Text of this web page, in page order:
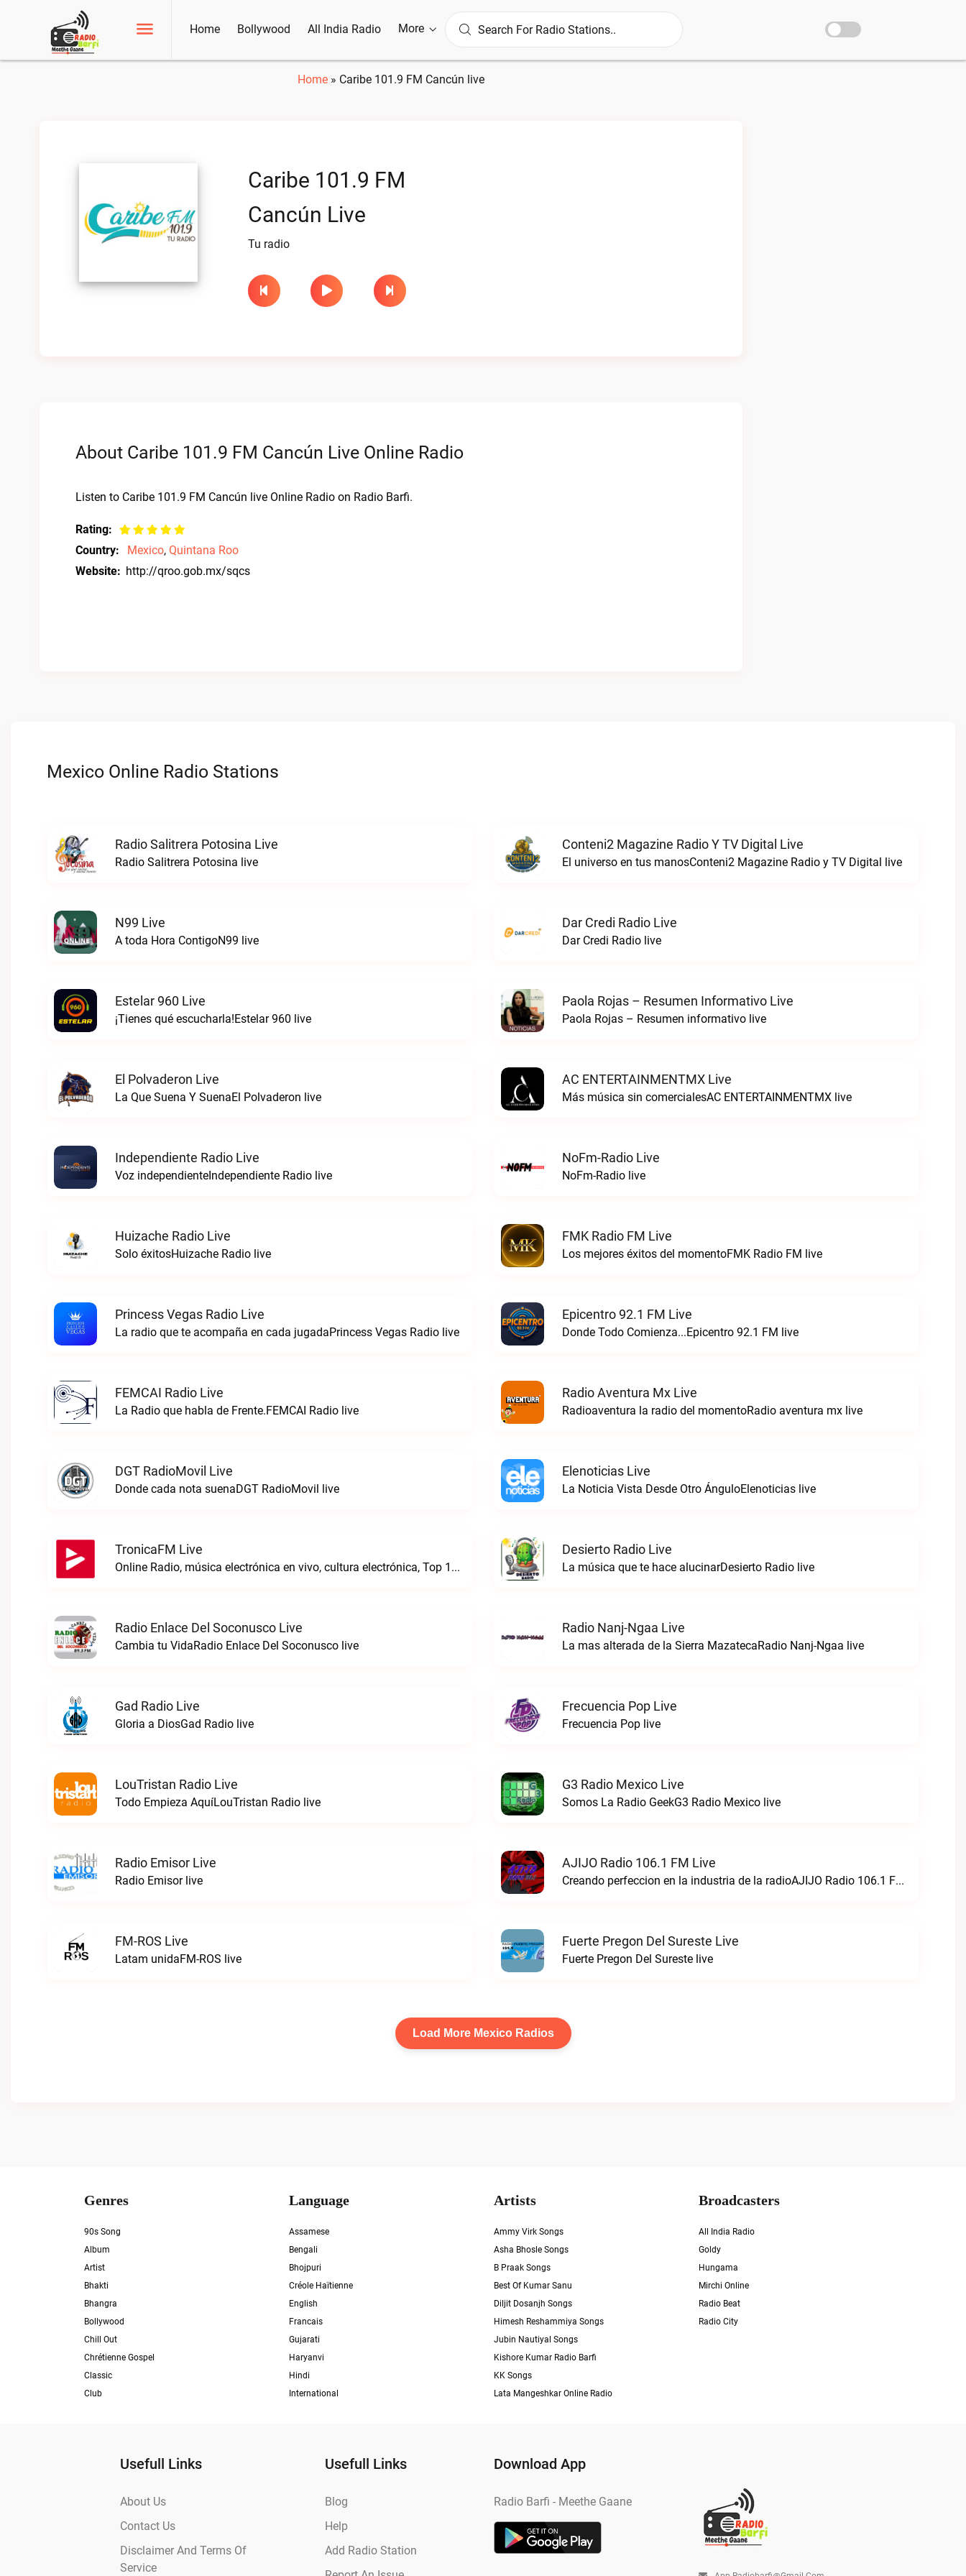
Home Bollywood All India Radio More
Home » Caribe 101.9 FM Cancún live
Caribe 101.9 FM
Cancún Live
Tu radio
About Caribe 101.9 FM Cancún Live Online Radio
Listen to Caribe 101.9 FM Cancún live Online Radio on Radio Barfi.
Rating:
Country:
Mexico, Quintana Roo
Website: http://qroo.gob.mx/sqcs
Mexico Online Radio Stations
Radio Salitrera Potosina Live
Radio Salitrera Potosina live
Conteni2 Magazine Radio Y TV Digital Live
El universo en tus manosConteni2 Magazine Radio y TV Digital live
N99 Live
A toda Hora ContigoN99 live
Dar Credi Radio Live
Dar Credi Radio live
Estelar 960 Live
¡Tienes qué escucharla!Estelar 960 live
Paola Rojas – Resumen Informativo Live
Paola Rojas – Resumen informativo live
El Polvaderon Live
La Que Suena Y SuenaEl Polvaderon live
AC ENTERTAINMENTMX Live
Más música sin comercialesAC ENTERTAINMENTMX live
Independiente Radio Live
Voz independienteIndependiente Radio live
NoFm-Radio Live
NoFm-Radio live
Huizache Radio Live
Solo éxitosHuizache Radio live
FMK Radio FM Live
Los mejores éxitos del momentoFMK Radio FM live
Princess Vegas Radio Live
La radio que te acompaña en cada jugadaPrincess Vegas Radio live
Epicentro 92.1 FM Live
Donde Todo Comienza...Epicentro 92.1 FM live
FEMCAI Radio Live
La Radio que habla de Frente.FEMCAI Radio live
Radio Aventura Mx Live
Radioaventura la radio del momentoRadio aventura mx live
DGT RadioMovil Live
Donde cada nota suenaDGT RadioMovil live
Elenoticias Live
La Noticia Vista Desde Otro ÁnguloElenoticias live
TronicaFM Live
Online Radio, música electrónica en vivo, cultura electrónica, Top 10 semanal, videos, descargasTronicaFM live
Desierto Radio Live
La música que te hace alucinarDesierto Radio live
Radio Enlace Del Soconusco Live
Cambia tu VidaRadio Enlace Del Soconusco live
Radio Nanj-Ngaa Live
La mas alterada de la Sierra MazatecaRadio Nanj-Ngaa live
Gad Radio Live
Gloria a DiosGad Radio live
Frecuencia Pop Live
Frecuencia Pop live
LouTristan Radio Live
Todo Empieza AquíLouTristan Radio live
G3 Radio Mexico Live
Somos La Radio GeekG3 Radio Mexico live
Radio Emisor Live
Radio Emisor live
AJIJO Radio 106.1 FM Live
Creando perfeccion en la industria de la radioAJIJO Radio 106.1 FM live
FM-ROS Live
Latam unidaFM-ROS live
Fuerte Pregon Del Sureste Live
Fuerte Pregon Del Sureste live
Load More Mexico Radios
Genres
90s Song
Album
Artist
Bhakti
Bhangra
Bollywood
Chill Out
Chrétienne Gospel
Classic
Club
Language
Assamese
Bengali
Bhojpuri
Créole Haïtienne
English
Francais
Gujarati
Haryanvi
Hindi
International
Artists
Ammy Virk Songs
Asha Bhosle Songs
B Praak Songs
Best Of Kumar Sanu
Diljit Dosanjh Songs
Himesh Reshammiya Songs
Jubin Nautiyal Songs
Kishore Kumar Radio Barfi
KK Songs
Lata Mangeshkar Online Radio
Broadcasters
All India Radio
Goldy
Hungama
Mirchi Online
Radio Beat
Radio City
Usefull Links
About Us
Contact Us
Disclaimer And Terms Of
Service
Usefull Links
Blog
Help
Add Radio Station
Download App
Radio Barfi - Meethe Gaane